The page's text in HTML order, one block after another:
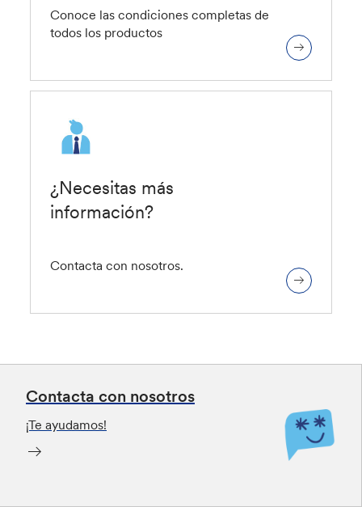
Conoce las condiciones completas de
todos los productos
¿Necesitas más
información?
Contacta con nosotros.
Contacta con nosotros
¡Te ayudamos!